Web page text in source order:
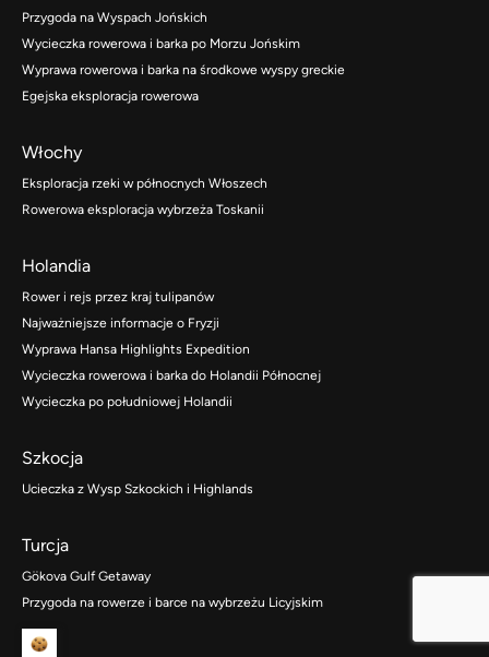
Przygoda na Wyspach Jońskich
Wycieczka rowerowa i barka po Morzu Jońskim
Wyprawa rowerowa i barka na środkowe wyspy greckie
Egejska eksploracja rowerowa
Włochy
Eksploracja rzeki w północnych Włoszech
Rowerowa eksploracja wybrzeża Toskanii
Holandia
Rower i rejs przez kraj tulipanów
Najważniejsze informacje o Fryzji
Wyprawa Hansa Highlights Expedition
Wycieczka rowerowa i barka do Holandii Północnej
Wycieczka po południowej Holandii
Szkocja
Ucieczka z Wysp Szkockich i Highlands
Turcja
Gökova Gulf Getaway
Przygoda na rowerze i barce na wybrzeżu Licyjskim